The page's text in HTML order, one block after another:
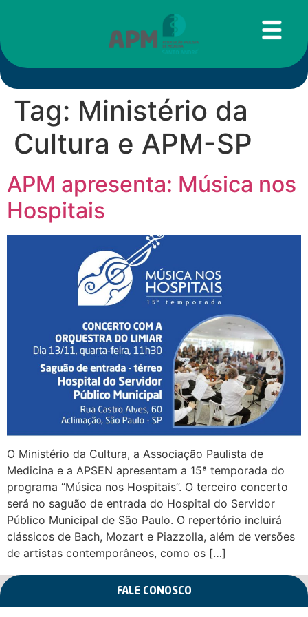
Tag: Ministério da
Cultura e APM-SP
APM apresenta: Música nos
Hospitais
O Ministério da Cultura, a Associação Paulista de
Medicina e a APSEN apresentam a 15ª temporada do
programa “Música nos Hospitais”. O terceiro concerto
será no saguão de entrada do Hospital do Servidor
Público Municipal de São Paulo. O repertório incluirá
clássicos de Bach, Mozart e Piazzolla, além de versões
de artistas contemporâneos, como os […]
FALE CONOSCO